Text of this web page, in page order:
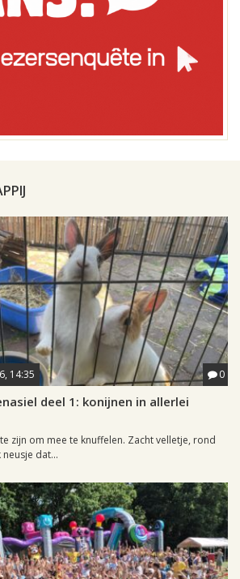
14:35 0
deel 1: konijnen in allerlei
zijn om mee te knuffelen. Zacht velletje, rond
dat...